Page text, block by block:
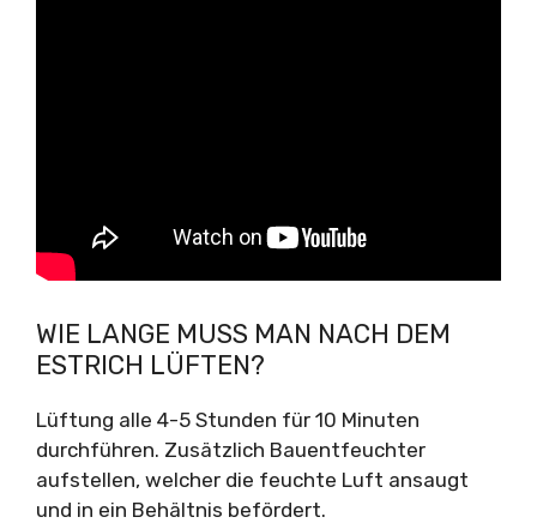
WIE LANGE MUSS MAN NACH DEM
ESTRICH LÜFTEN?
Lüftung alle 4-5 Stunden für 10 Minuten
durchführen. Zusätzlich Bauentfeuchter
aufstellen, welcher die feuchte Luft ansaugt
und in ein Behältnis befördert.